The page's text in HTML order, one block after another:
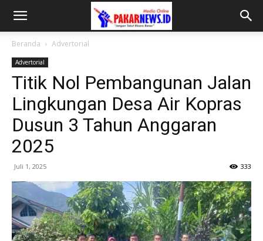
Beranda Advertorial
Advertorial
Titik Nol Pembangunan Jalan
Lingkungan Desa Air Kopras
Dusun 3 Tahun Anggaran
2025
Juli 1, 2025 333